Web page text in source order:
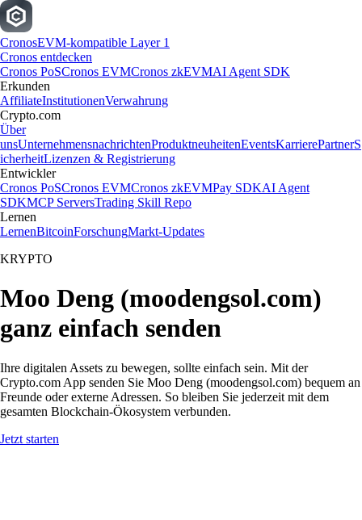
CronosEVM-kompatible Layer 1
Cronos entdecken
Cronos PoSCronos EVMCronos zkEVMAI Agent SDK
Erkunden
AffiliateInstitutionenVerwahrung
Crypto.com
Über
unsUnternehmensnachrichtenProduktneuheitenEventsKarrierePartnerS
icherheitLizenzen & Registrierung
Entwickler
Cronos PoSCronos EVMCronos zkEVMPay SDKAI Agent
SDKMCP ServersTrading Skill Repo
Lernen
LernenBitcoinForschungMarkt-Updates
KRYPTO
Moo Deng (moodengsol.com)
ganz einfach senden
Ihre digitalen Assets zu bewegen, sollte einfach sein. Mit der
Crypto.com App senden Sie Moo Deng (moodengsol.com) bequem an
Freunde oder externe Adressen. So bleiben Sie jederzeit mit dem
gesamten Blockchain-Ökosystem verbunden.
Jetzt starten